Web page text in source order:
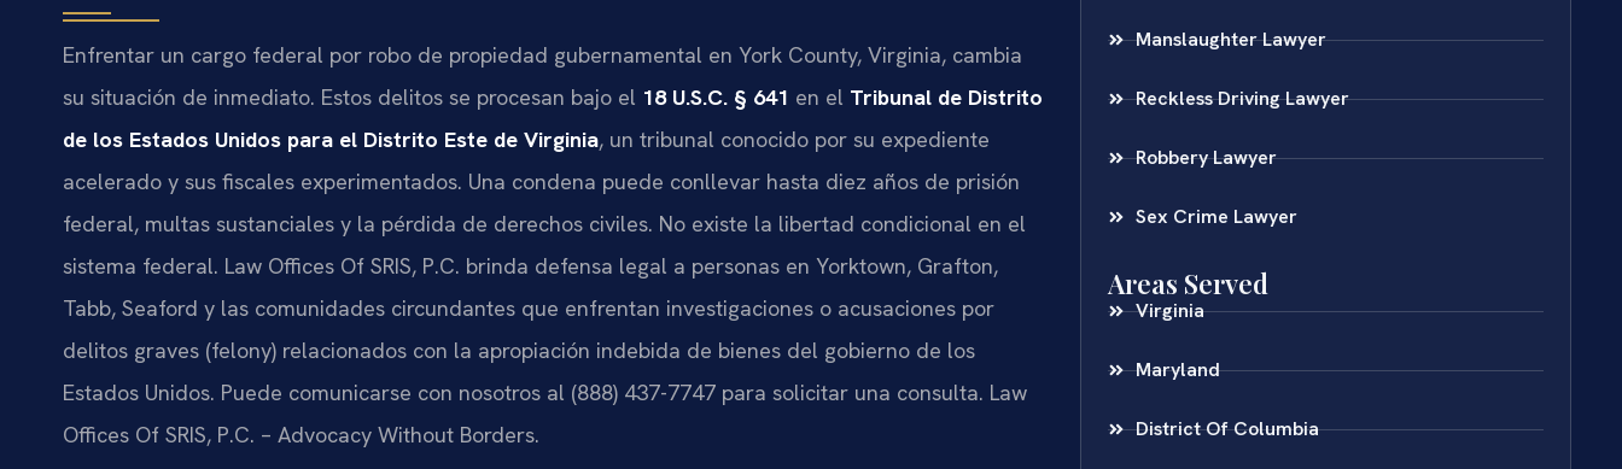
Enfrentar un cargo federal por robo de propiedad gubernamental en York County, Virginia, cambia
su situación de inmediato. Estos delitos se procesan bajo el 18 U.S.C. § 641 en el Tribunal de Distrito
de los Estados Unidos para el Distrito Este de Virginia, un tribunal conocido por su expediente
acelerado y sus fiscales experimentados. Una condena puede conllevar hasta diez años de prisión
federal, multas sustanciales y la pérdida de derechos civiles. No existe la libertad condicional en el
sistema federal. Law Offices Of SRIS, P.C. brinda defensa legal a personas en Yorktown, Grafton,
Tabb, Seaford y las comunidades circundantes que enfrentan investigaciones o acusaciones por
delitos graves (felony) relacionados con la apropiación indebida de bienes del gobierno de los
Estados Unidos. Puede comunicarse con nosotros al (888) 437-7747 para solicitar una consulta. Law
Offices Of SRIS, P.C. – Advocacy Without Borders.
Manslaughter Lawyer
Reckless Driving Lawyer
Robbery Lawyer
Sex Crime Lawyer
Areas Served
Virginia
Maryland
District Of Columbia